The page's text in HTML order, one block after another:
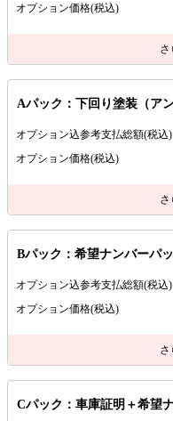
オプション価格(税込)
さ
Aパック：下回り塗装（ア
オプション込参考支払総額(税込)
オプション価格(税込)
さ
Bパック：希望ナンバーパ
オプション込参考支払総額(税込)
オプション価格(税込)
さ
Cパック：車庫証明＋希望